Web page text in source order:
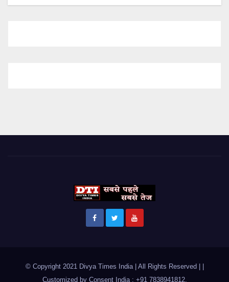
© Copyright 2021 Divya Times India | All Rights Reserved |
Customized by Consent India : +91 7838941812.